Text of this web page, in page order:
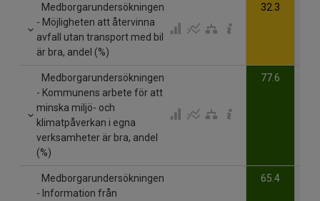
Medborgarundersökningen
- Möjligheten att återvinna
avfall utan transport med bil
är bra, andel (%)
32.3
Medborgarundersökningen
- Kommunens arbete för att
minska miljö- och
klimatpåverkan i egna
verksamheter är bra, andel
(%)
77.6
Medborgarundersökningen
- Information från
65.4